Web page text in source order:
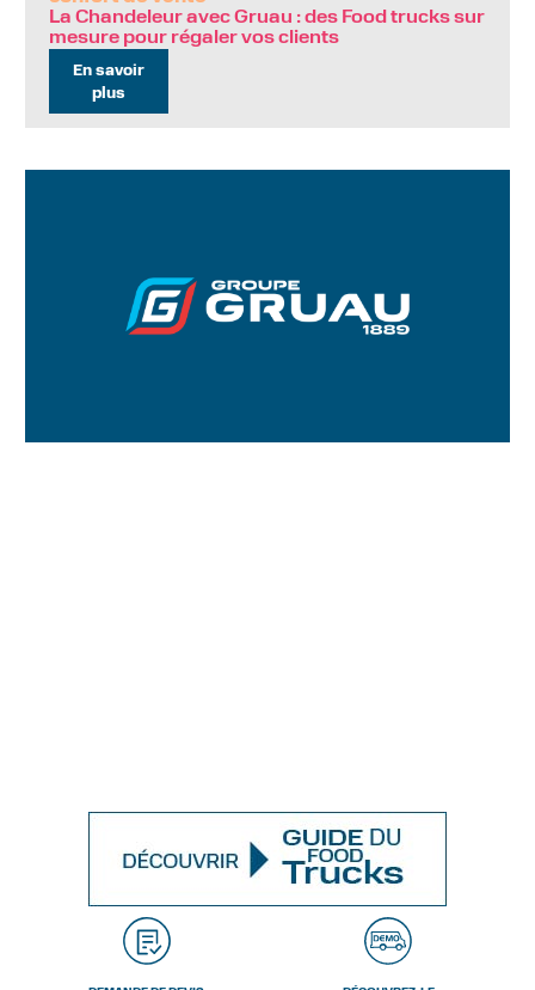
La Chandeleur avec Gruau : des Food trucks sur
mesure pour régaler vos clients
En savoir
plus